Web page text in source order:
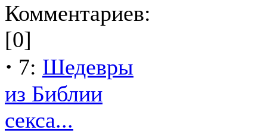
Комментариев:
[0]
· 7: Шедевры
из Библии
секса...